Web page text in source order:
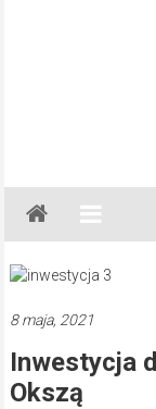
Gazeta
Regionalna
Częstochowa,
Lubliniec,
8 maja, 2021
Inwestycja
Okszą